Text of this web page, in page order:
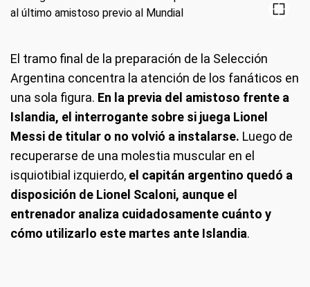
El tramo final de la preparación de la Selección
Argentina concentra la atención de los fanáticos en
una sola figura. En la previa del amistoso frente a
Islandia, el interrogante sobre si juega Lionel
Messi de titular o no volvió a instalarse. Luego de
recuperarse de una molestia muscular en el
isquiotibial izquierdo, el capitán argentino quedó a
disposición de Lionel Scaloni, aunque el
entrenador analiza cuidadosamente cuánto y
cómo utilizarlo este martes ante Islandia.